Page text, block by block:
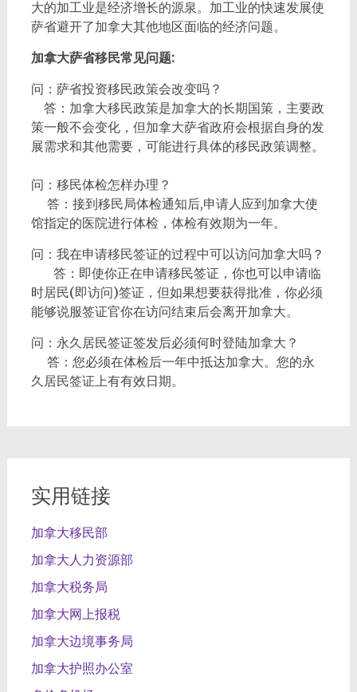
大的加工业是经济增长的源泉。加工业的快速发展使
萨省避开了加拿大其他地区面临的经济问题。
加拿大萨省移民常见问题:
问：萨省投资移民政策会改变吗？
答：加拿大移民政策是加拿大的长期国策，主要政
策一般不会变化，但加拿大萨省政府会根据自身的发
展需求和其他需要，可能进行具体的移民政策调整。
问：移民体检怎样办理？
答：接到移民局体检通知后,申请人应到加拿大使
馆指定的医院进行体检，体检有效期为一年。
问：我在申请移民签证的过程中可以访问加拿大吗？
答：即使你正在申请移民签证，你也可以申请临
时居民(即访问)签证，但如果想要获得批准，你必须
能够说服签证官你在访问结束后会离开加拿大。
问：永久居民签证签发后必须何时登陆加拿大？
答：您必须在体检后一年中抵达加拿大。您的永
久居民签证上有有效日期。
实用链接
加拿大移民部
加拿大人力资源部
加拿大税务局
加拿大网上报税
加拿大边境事务局
加拿大护照办公室